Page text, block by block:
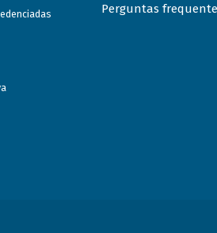
Perguntas